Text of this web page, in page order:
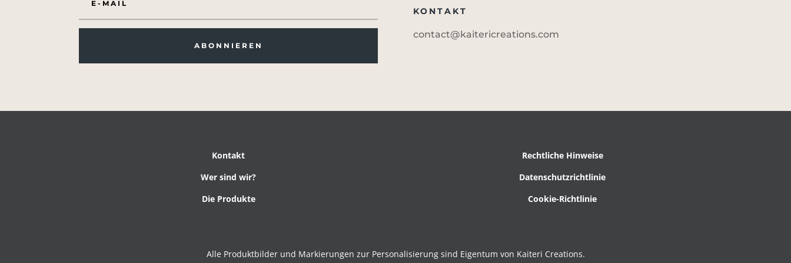
ABONNIEREN
KONTAKT
contact@kaitericreations.com
Kontakt
Wer sind wir?
Die Produkte
Rechtliche Hinweise
Datenschutzrichtlinie
Cookie-Richtlinie
Alle Produktbilder und Markierungen zur Personalisierung sind Eigentum von Kaiteri Creations.